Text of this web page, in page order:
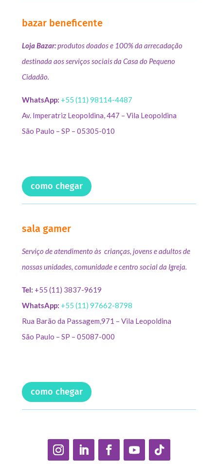
bazar beneficente
Loja Bazar:produtos doados e 100% da arrecadação
destinada aos serviços sociais da Casa do Pequeno
Cidadão.
WhatsApp: +55 (11) 98114-4487
Av. Imperatriz Leopoldina, 447 – Vila Leopoldina
São Paulo – SP – 05305-010
como chegar
sala gamer
Serviço de atendimento às crianças, jovens e adultos de
nossas unidades, comunidade e centro social da Igreja.
Tel: +55 (11) 3837-9619
WhatsApp: +55 (11) 97662-8798
Rua Barão da Passagem,971 – Vila Leopoldina
São Paulo – SP – 05087-000
como chegar